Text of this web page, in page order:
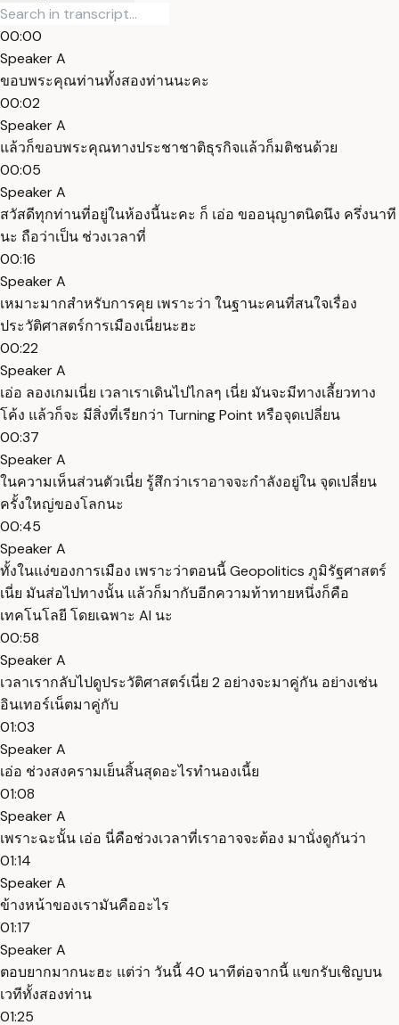
00:00
Speaker A
ขอบพระคุณท่านทั้งสองท่านนะคะ
00:02
Speaker A
แล้วก็ขอบพระคุณทางประชาชาติธุรกิจแล้วก็มติชนด้วย
00:05
Speaker A
สวัสดีทุกท่านที่อยู่ในห้องนี้นะคะ ก็ เอ่อ ขออนุญาตนิดนึง ครึ่งนาที
นะ ถือว่าเป็น ช่วงเวลาที่
00:16
Speaker A
เหมาะมากสำหรับการคุย เพราะว่า ในฐานะคนที่สนใจเรื่อง
ประวัติศาสตร์การเมืองเนี่ยนะฮะ
00:22
Speaker A
เอ่อ ลองเกมเนี่ย เวลาเราเดินไปไกลๆ เนี่ย มันจะมีทางเลี้ยวทาง
โค้ง แล้วก็จะ มีสิ่งที่เรียกว่า Turning Point หรือจุดเปลี่ยน
00:37
Speaker A
ในความเห็นส่วนตัวเนี่ย รู้สึกว่าเราอาจจะกำลังอยู่ใน จุดเปลี่ยน
ครั้งใหญ่ของโลกนะ
00:45
Speaker A
ทั้งในแง่ของการเมือง เพราะว่าตอนนี้ Geopolitics ภูมิรัฐศาสตร์
เนี่ย มันส่อไปทางนั้น แล้วก็มากับอีกความท้าทายหนึ่งก็คือ
เทคโนโลยี โดยเฉพาะ AI นะ
00:58
Speaker A
เวลาเรากลับไปดูประวัติศาสตร์เนี่ย 2 อย่างจะมาคู่กัน อย่างเช่น
อินเทอร์เน็ตมาคู่กับ
01:03
Speaker A
เอ่อ ช่วงสงครามเย็นสิ้นสุดอะไรทำนองเนี้ย
01:08
Speaker A
เพราะฉะนั้น เอ่อ นี่คือช่วงเวลาที่เราอาจจะต้อง มานั่งดูกันว่า
01:14
Speaker A
ข้างหน้าของเรามันคืออะไร
01:17
Speaker A
ตอบยากมากนะฮะ แต่ว่า วันนี้ 40 นาทีต่อจากนี้ แขกรับเชิญบน
เวทีทั้งสองท่าน
01:25